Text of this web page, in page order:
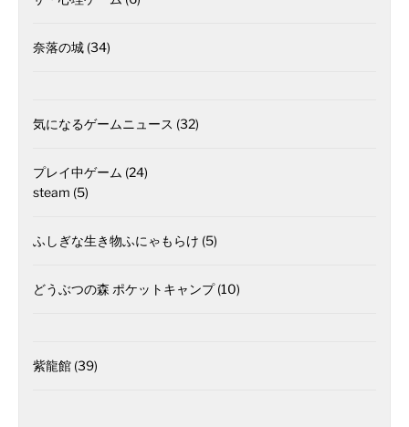
奈落の城 (34)
気になるゲームニュース (32)
プレイ中ゲーム (24)
steam (5)
ふしぎな生き物ふにゃもらけ (5)
どうぶつの森 ポケットキャンプ(10)
紫龍館 (39)